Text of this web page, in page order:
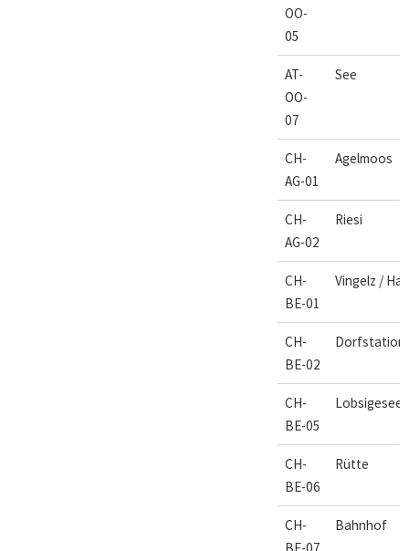
OO-
05
AT-
OO-
07
See
CH-
AG-01
Agelmoos
CH-
AG-02
Riesi
CH-
BE-01
Vingelz /
CH-
BE-02
Dorfstation
CH-
BE-05
Lobsigesee
CH-
BE-06
Rütte
CH-
BE-07
Bahnhof